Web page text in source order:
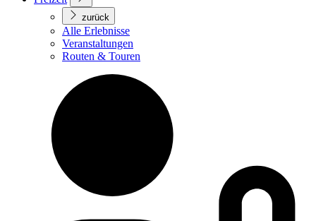
zurück
Alle Erlebnisse
Veranstaltungen
Routen & Touren